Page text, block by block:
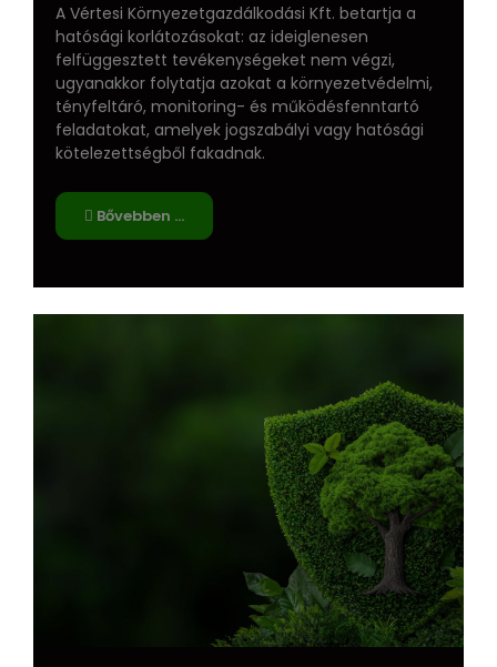
A Vértesi Környezetgazdálkodási Kft. betartja a
hatósági korlátozásokat: az ideiglenesen
felfüggesztett tevékenységeket nem végzi,
ugyanakkor folytatja azokat a környezetvédelmi,
tényfeltáró, monitoring- és működésfenntartó
feladatokat, amelyek jogszabályi vagy hatósági
kötelezettségből fakadnak.
Bővebben …